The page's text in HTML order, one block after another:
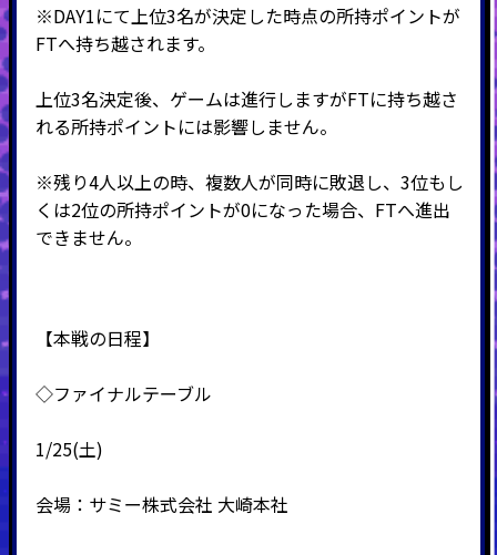
※DAY1にて上位3名が決定した時点の所持ポイントが
FTへ持ち越されます。
上位3名決定後、ゲームは進行しますがFTに持ち越さ
れる所持ポイントには影響しません。
※残り4人以上の時、複数人が同時に敗退し、3位もし
くは2位の所持ポイントが0になった場合、FTへ進出
できません。
【本戦の日程】
◇ファイナルテーブル
1/25(土)
会場：サミー株式会社 大崎本社